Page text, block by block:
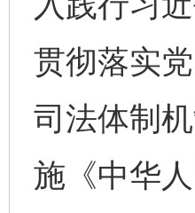
贯彻落实
司法体制
施《中华